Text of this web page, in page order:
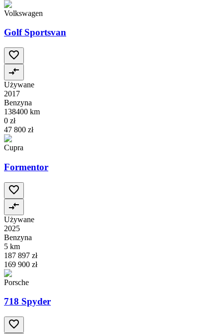
Volkswagen
Golf Sportsvan
Używane
2017
Benzyna
138400 km
0 zł
47 800 zł
Cupra
Formentor
Używane
2025
Benzyna
5 km
187 897 zł
169 900 zł
Porsche
718 Spyder